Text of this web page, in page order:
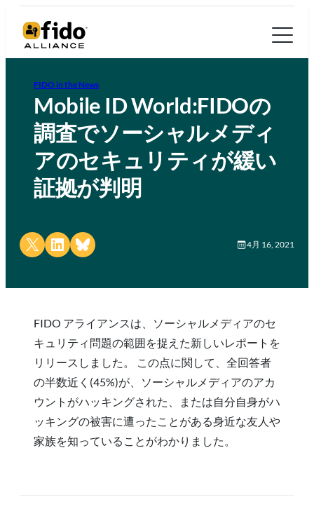
FIDO in the News
Mobile ID World:FIDOの
調査でソーシャルメディ
アのセキュリティが緩い
証拠が判明
Share on X Share on LinkedIn
Share on Bluesky 4月 16, 2021
FIDO アライアンスは、ソーシャルメディアのセ
キュリティ問題の範囲を捉えた新しいレポートを
リリースしました。 この点に関して、全回答者
の半数近く(45%)が、ソーシャルメディアのアカ
ウントがハッキングされた、または自分自身がハ
ッキングの被害に遭ったことがある身近な友人や
家族を知っていることがわかりました。